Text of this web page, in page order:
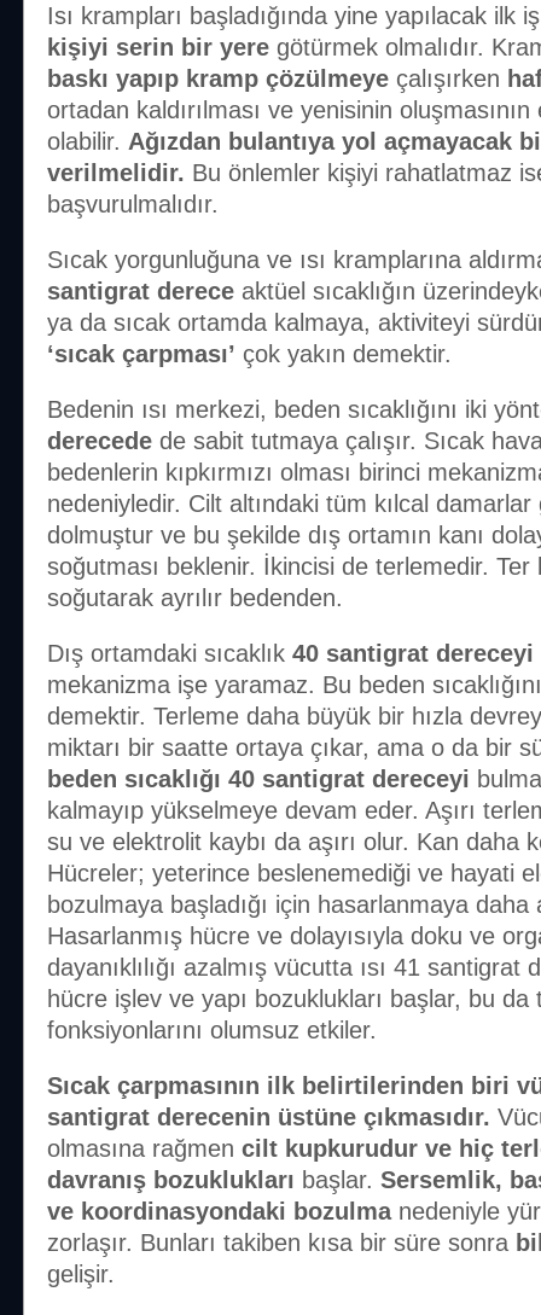
Isı krampları başladığında yine yapılacak ilk
kişiyi serin bir yere götürmek olmalıdır.
baskı yapıp kramp çözülmeye çalışırken
ortadan kaldırılması ve yenisinin
olabilir. Ağızdan bulantıya yol açmayacak
verilmelidir. Bu önlemler kişiyi rahatlatmaz
başvurulmalıdır.
Sıcak yorgunluğuna ve ısı kramplarına
santigrat derece aktüel sıcaklığın
ya da sıcak ortamda kalmaya, aktiviteyi
‘sıcak çarpması’ çok yakın demektir.
Bedenin ısı merkezi, beden sıcaklığını iki
derecede de sabit tutmaya çalışır. Sıcak
bedenlerin kıpkırmızı olması birinci
nedeniyledir. Cilt altındaki tüm kılcal
dolmuştur ve bu şekilde dış ortamın kanı
soğutması beklenir. İkincisi de terlemedir. Ter
soğutarak ayrılır bedenden.
Dış ortamdaki sıcaklık 40 santigrat dereceyi
mekanizma işe yaramaz. Bu beden
demektir. Terleme daha büyük bir hızla
miktarı bir saatte ortaya çıkar, ama o da bir
beden sıcaklığı 40 santigrat dereceyi
kalmayıp yükselmeye devam eder. Aşırı
su ve elektrolit kaybı da aşırı olur. Kan daha
Hücreler; yeterince beslenemediği ve hayati
bozulmaya başladığı için hasarlanmaya daha
Hasarlanmış hücre ve dolayısıyla doku ve
dayanıklılığı azalmış vücutta ısı 41 santigrat
hücre işlev ve yapı bozuklukları başlar, bu da
fonksiyonlarını olumsuz etkiler.
Sıcak çarpmasının ilk belirtilerinden biri
santigrat derecenin üstüne çıkmasıdır.
olmasına rağmen cilt kupkurudur ve hiç
davranış bozuklukları başlar. Sersemlik,
ve koordinasyondaki bozulmanedeniyle
zorlaşır. Bunları takiben kısa bir süre sonra
gelişir.